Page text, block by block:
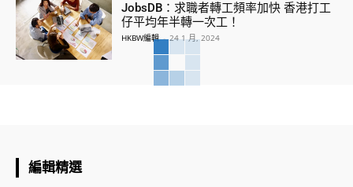
JobsDB：求職者轉工頻率加快 香港打工
仔平均年半轉一次工！
HKBW編輯 - 24 1 月, 2024
編輯精選